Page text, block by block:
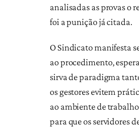
analisadas as provas o
foi a punição já citada.
O Sindicato manifesta
ao procedimento,
sirva de paradigma
os gestores evitem
ao ambiente de
para que os servidores